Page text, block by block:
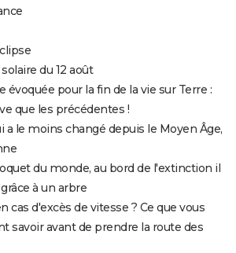
du 12 août
évoquée pour la fin de la vie sur Terre :
que les précédentes !
a le moins changé depuis le Moyen Âge,
du monde, au bord de l'extinction il
à un arbre
cas d'excès de vitesse ? Ce que vous
savoir avant de prendre la route des